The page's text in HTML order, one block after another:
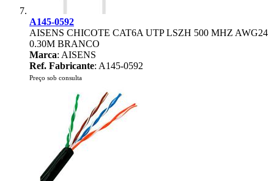
A145-0592
AISENS CHICOTE CAT6A UTP LSZH 500 MHZ AWG24
0.30M BRANCO
Marca: AISENS
Ref. Fabricante: A145-0592
Preço sob consulta